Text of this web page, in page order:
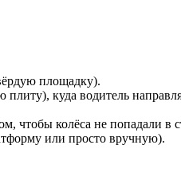
площадку).
куда водитель
чтобы колёса не попадали в
или просто вручную).